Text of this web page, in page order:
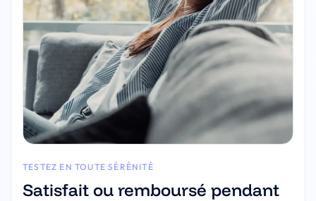
TESTEZ EN TOUTE SÉRÉNITÉ
Satisfait ou remboursé pendant